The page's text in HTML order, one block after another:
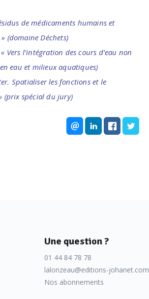
de médicaments humains et
(domaine Déchets)
l’intégration des cours d’eau non
eau et milieux aquatiques)
Spatialiser les fonctions et le
(prix spécial du jury)
Une question ?
01 44 84 78 78
lalonzeau@editions-johanet.com
Nos abonnements